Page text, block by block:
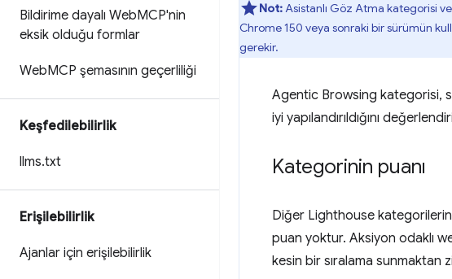
Bildirime dayalı WebMCP'nin
eksik olduğu formlar
WebMCP şemasının geçerliliği
Keşfedilebilirlik
llms.txt
Erişilebilirlik
Ajanlar için erişilebilirlik
Not:Asistanlı Göz Atma kategorisi
Chrome 150 veya sonraki bir sürümün
gerekir.
Agentic Browsing kategorisi,
iyi yapılandırıldığını
Kategorinin puanı
Diğer Lighthouse
puan yoktur. Aksiyon odaklı
kesin bir sıralama sunmaktan